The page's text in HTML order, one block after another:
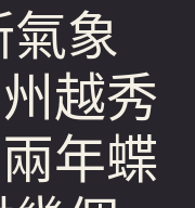
氣象
越秀
年蝶